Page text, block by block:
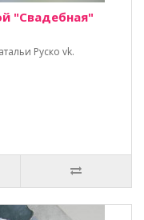
"Свадебная"
Руско vk.